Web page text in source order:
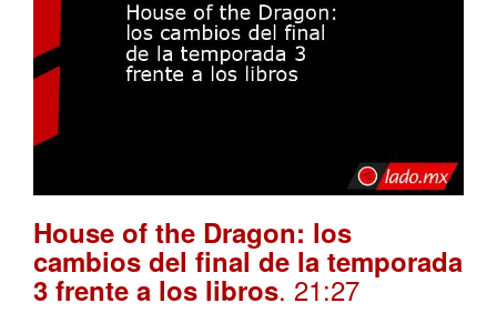
House of the Dragon: los
cambios del final de la temporada
3 frente a los libros. 21:27